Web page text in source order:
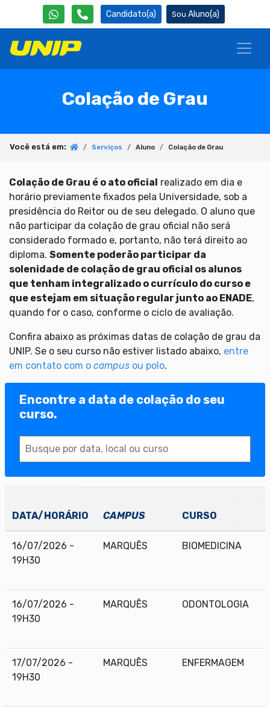
Candidato(a) Aluno(a)
Colação de Grau
Você está em: Serviços Aluno Colação de Grau
Colação de Grau é o ato oficial realizado em dia e
horário previamente fixados pela Universidade, sob a
presidência do Reitor ou de seu delegado. O aluno que
não participar da colação de grau oficial não será
considerado formado e, portanto, não terá direito ao
diploma. Somente poderão participar da
solenidade de colação de grau oficial os alunos
que tenham integralizado o currículo do curso e
que estejam em situação regular junto ao ENADE,
quando for o caso, conforme o ciclo de avaliação.
Confira abaixo as próximas datas de colação de grau da
UNIP. Se o seu curso não estiver listado abaixo, entre
em contato com o campus ou polo.
Encontre a data de colação do seu
curso.
DATA/HORÁRIO CAMPUS CURSO
16/07/2026 -
19H30
MARQUÊS BIOMEDICINA
16/07/2026 -
19H30
MARQUÊS ODONTOLOGIA
17/07/2026 -
19H30
MARQUÊS ENFERMAGEM